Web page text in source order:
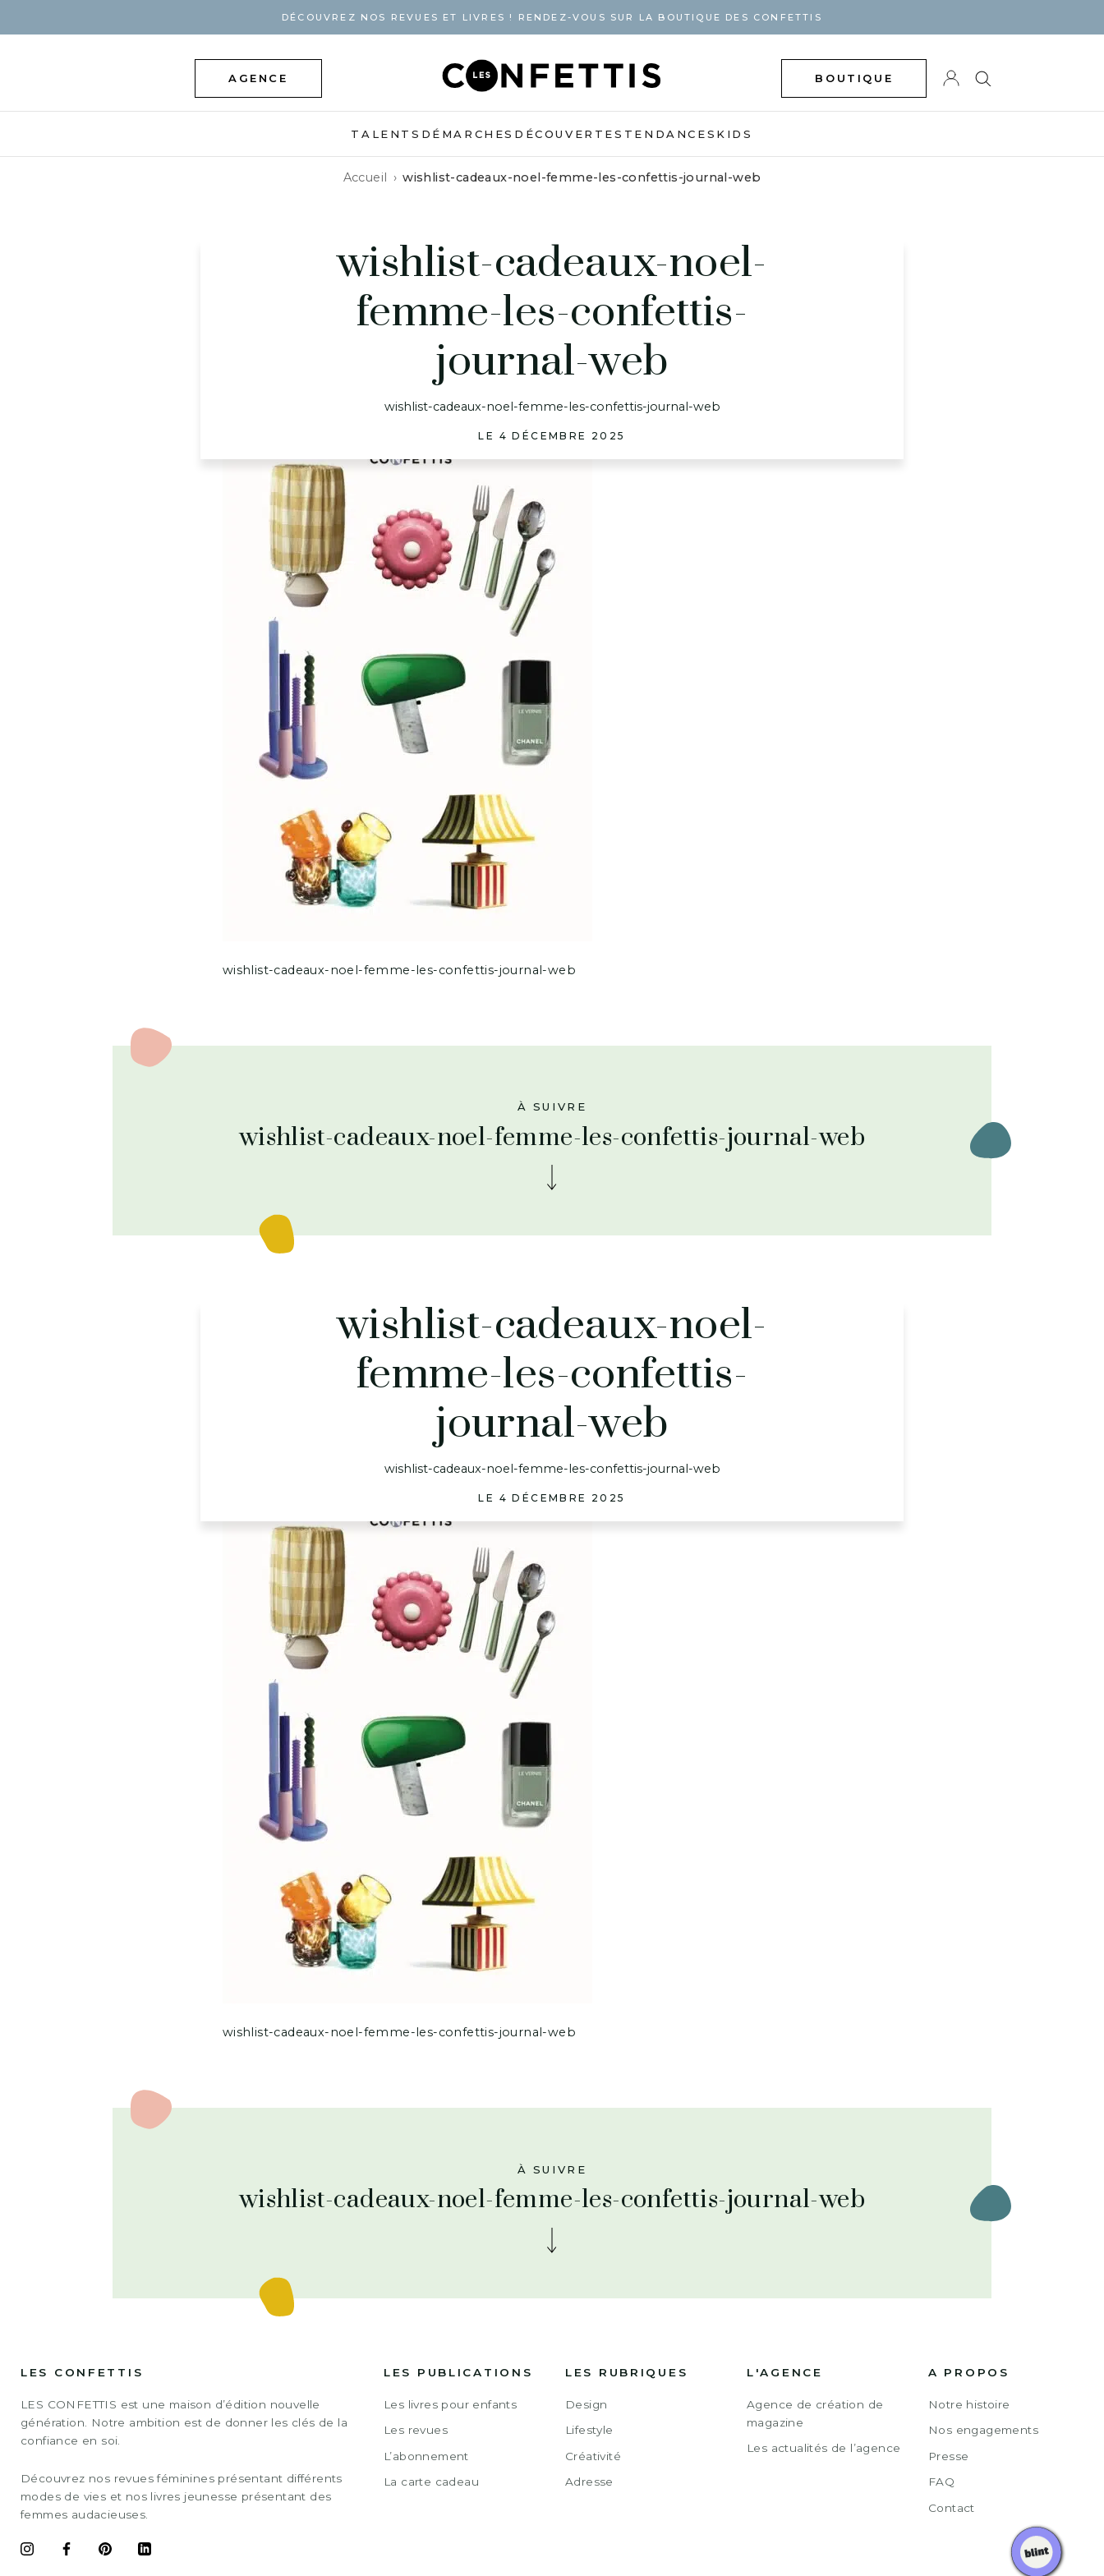
DÉCOUVREZ NOS REVUES ET LIVRES ! RENDEZ-VOUS SUR LA BOUTIQUE DES CONFETTIS
AGENCE BOUTIQUE
TALENTS DÉMARCHES DÉCOUVERTES TENDANCES KIDS
Accueil wishlist-cadeaux-noel-femme-les-confettis-journal-web
wishlist-cadeaux-noel-
femme-les-confettis-
journal-web
wishlist-cadeaux-noel-femme-les-confettis-journal-web
LE 4 DÉCEMBRE 2025
wishlist-cadeaux-noel-femme-les-confettis-journal-web
À SUIVRE
wishlist-cadeaux-noel-femme-les-confettis-journal-web
wishlist-cadeaux-noel-
femme-les-confettis-
journal-web
wishlist-cadeaux-noel-femme-les-confettis-journal-web
LE 4 DÉCEMBRE 2025
wishlist-cadeaux-noel-femme-les-confettis-journal-web
À SUIVRE
wishlist-cadeaux-noel-femme-les-confettis-journal-web
LES CONFETTIS
LES CONFETTIS est une maison d’édition nouvelle
génération. Notre ambition est de donner les clés de la
confiance en soi.
Découvrez nos revues féminines présentant différents
modes de vies et nos livres jeunesse présentant des
femmes audacieuses.
LES PUBLICATIONS
Les livres pour enfants
Les revues
L’abonnement
La carte cadeau
LES RUBRIQUES
Design
Lifestyle
Créativité
Adresse
L'AGENCE
Agence de création de
magazine
Les actualités de l’agence
A PROPOS
Notre histoire
Nos engagements
Presse
FAQ
Contact